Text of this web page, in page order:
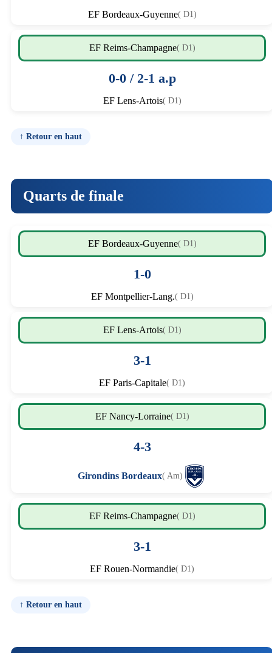
EF Bordeaux-Guyenne( D1)
EF Reims-Champagne( D1)
0-0 / 2-1 a.p
EF Lens-Artois( D1)
↑ Retour en haut
Quarts de finale
EF Bordeaux-Guyenne( D1)
1-0
EF Montpellier-Lang.( D1)
EF Lens-Artois( D1)
3-1
EF Paris-Capitale( D1)
EF Nancy-Lorraine( D1)
4-3
Girondins Bordeaux( Am)
EF Reims-Champagne( D1)
3-1
EF Rouen-Normandie( D1)
↑ Retour en haut